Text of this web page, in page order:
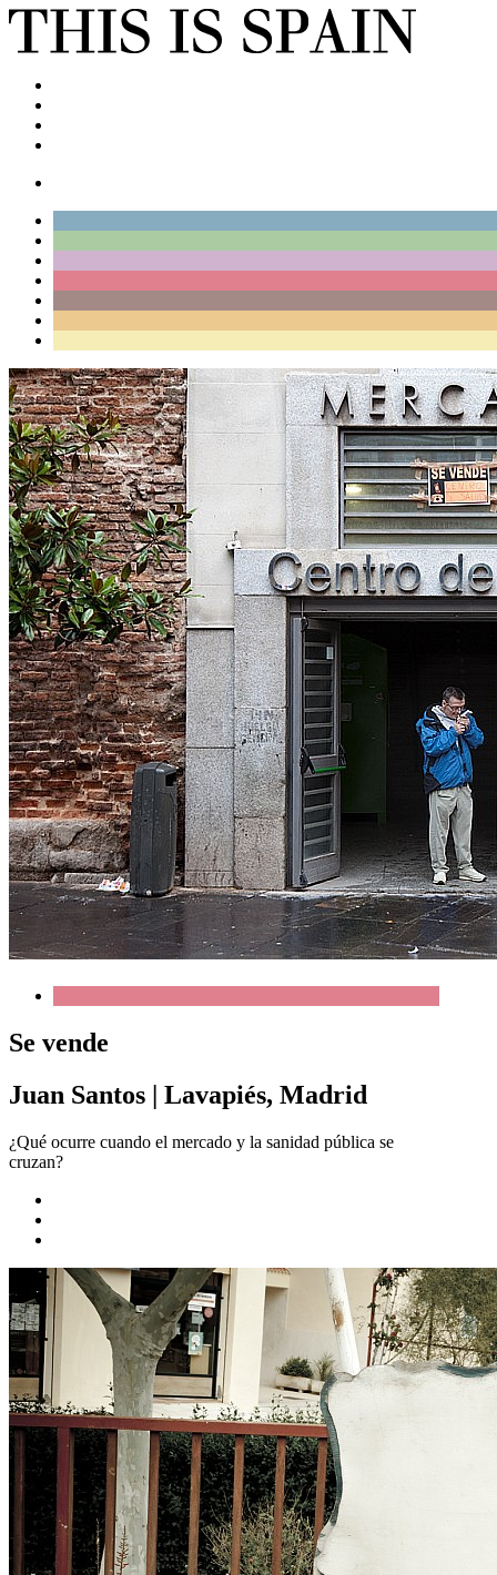
Se vende
Juan Santos | Lavapiés, Madrid
¿Qué ocurre cuando el mercado y la sanidad pública se
cruzan?